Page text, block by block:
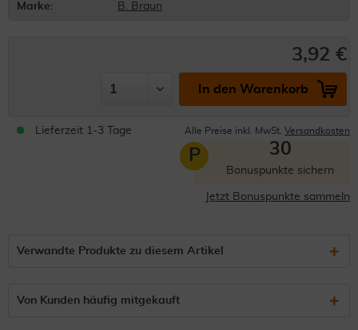
Marke:
B. Braun
3,92 €
In den Warenkorb
Lieferzeit 1-3 Tage Alle Preise inkl. MwSt. Versandkosten
P 30
Bonuspunkte sichern
Jetzt Bonuspunkte sammeln
Verwandte Produkte zu diesem Artikel
Von Kunden häufig mitgekauft